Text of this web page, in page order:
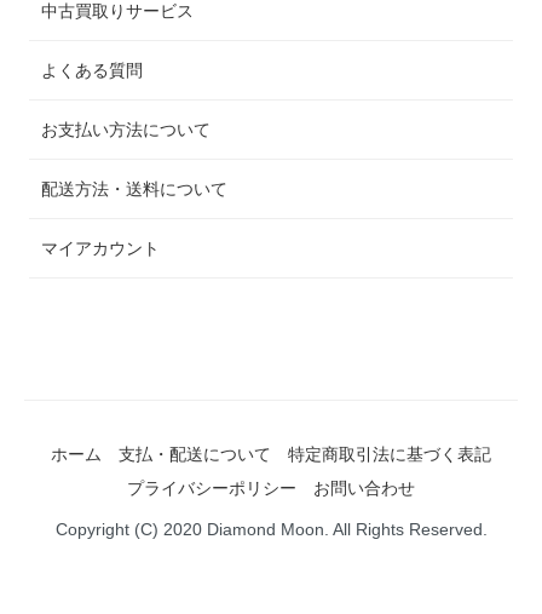
中古買取りサービス
よくある質問
お支払い方法について
配送方法・送料について
マイアカウント
ホーム 支払・配送について
特定商取引法に基づく表記
プライバシーポリシー
お問い合わせ
Copyright (C) 2020 Diamond Moon. All Rights Reserved.